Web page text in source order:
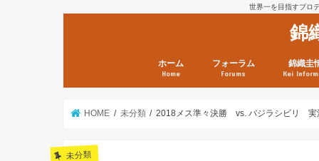
世界一を目指すプロ
錦
ホーム
Home
フォーラム
Forums
錦織圭
Kei
日現在）
点）
HOME 未分類 2018メス準々決勝 vs. バジラシビリ 実
未分類